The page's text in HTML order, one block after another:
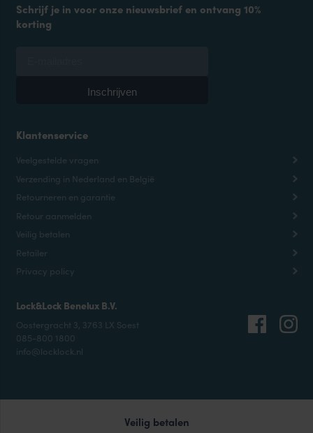
Klantenservice
Veelgestelde vragen
Verzending in Nederland en België
Retourneren en garantie
Retour aanmelden
Veilig betalen
Retailer
Privacy policy
Lock&Lock Benelux B.V.
Oostergracht 3, 3763 LX Soest
085-800 1800
info@locklock.nl
Schrijf je in voor onze nieuwsbrief en ontvang 10%
korting
Veilig betalen